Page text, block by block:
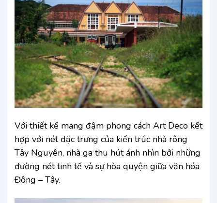
Với thiết kế mang đậm phong cách Art Deco kết
hợp với nét đặc trưng của kiến trúc nhà rông
Tây Nguyên, nhà ga thu hút ánh nhìn bởi những
đường nét tinh tế và sự hòa quyện giữa văn hóa
Đông – Tây.